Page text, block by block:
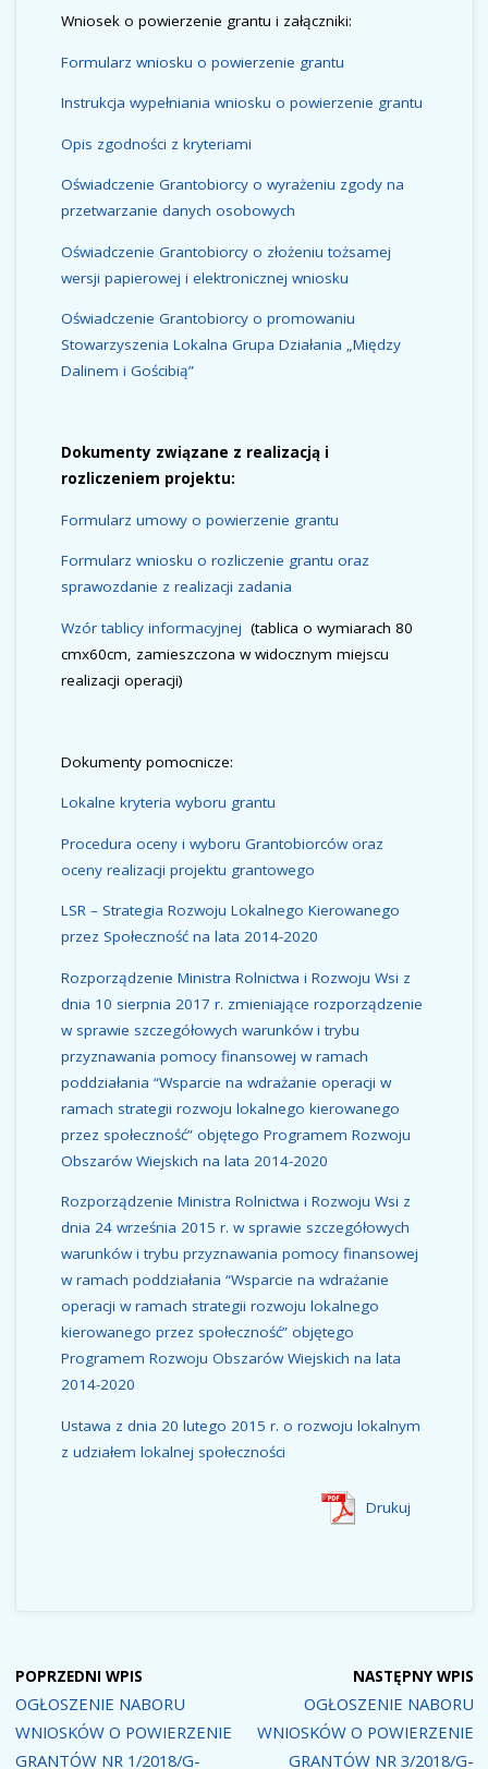
Wniosek o powierzenie grantu i załączniki:
Formularz wniosku o powierzenie grantu
Instrukcja wypełniania wniosku o powierzenie grantu
Opis zgodności z kryteriami
Oświadczenie Grantobiorcy o wyrażeniu zgody na
przetwarzanie danych osobowych
Oświadczenie Grantobiorcy o złożeniu tożsamej
wersji papierowej i elektronicznej wniosku
Oświadczenie Grantobiorcy o promowaniu
Stowarzyszenia Lokalna Grupa Działania „Między
Dalinem i Gościbią”
Dokumenty związane z realizacją i
rozliczeniem projektu:
Formularz umowy o powierzenie grantu
Formularz wniosku o rozliczenie grantu oraz
sprawozdanie z realizacji zadania
Wzór tablicy informacyjnej (tablica o wymiarach 80
cmx60cm, zamieszczona w widocznym miejscu
realizacji operacji)
Dokumenty pomocnicze:
Lokalne kryteria wyboru grantu
Procedura oceny i wyboru Grantobiorców oraz
oceny realizacji projektu grantowego
LSR – Strategia Rozwoju Lokalnego Kierowanego
przez Społeczność na lata 2014-2020
Rozporządzenie Ministra Rolnictwa i Rozwoju Wsi z
dnia 10 sierpnia 2017 r. zmieniające rozporządzenie
w sprawie szczegółowych warunków i trybu
przyznawania pomocy finansowej w ramach
poddziałania “Wsparcie na wdrażanie operacji w
ramach strategii rozwoju lokalnego kierowanego
przez społeczność” objętego Programem Rozwoju
Obszarów Wiejskich na lata 2014-2020
Rozporządzenie Ministra Rolnictwa i Rozwoju Wsi z
dnia 24 września 2015 r. w sprawie szczegółowych
warunków i trybu przyznawania pomocy finansowej
w ramach poddziałania “Wsparcie na wdrażanie
operacji w ramach strategii rozwoju lokalnego
kierowanego przez społeczność” objętego
Programem Rozwoju Obszarów Wiejskich na lata
2014-2020
Ustawa z dnia 20 lutego 2015 r. o rozwoju lokalnym
z udziałem lokalnej społeczności
Drukuj
POPRZEDNI WPIS
OGŁOSZENIE NABORU
WNIOSKÓW O POWIERZENIE
GRANTÓW NR 1/2018/G-
NASTĘPNY WPIS
OGŁOSZENIE NABORU
WNIOSKÓW O POWIERZENIE
GRANTÓW NR 3/2018/G-